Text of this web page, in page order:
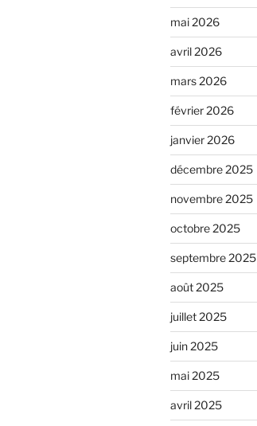
mai 2026
avril 2026
mars 2026
février 2026
janvier 2026
décembre 2025
novembre 2025
octobre 2025
septembre 2025
août 2025
juillet 2025
juin 2025
mai 2025
avril 2025